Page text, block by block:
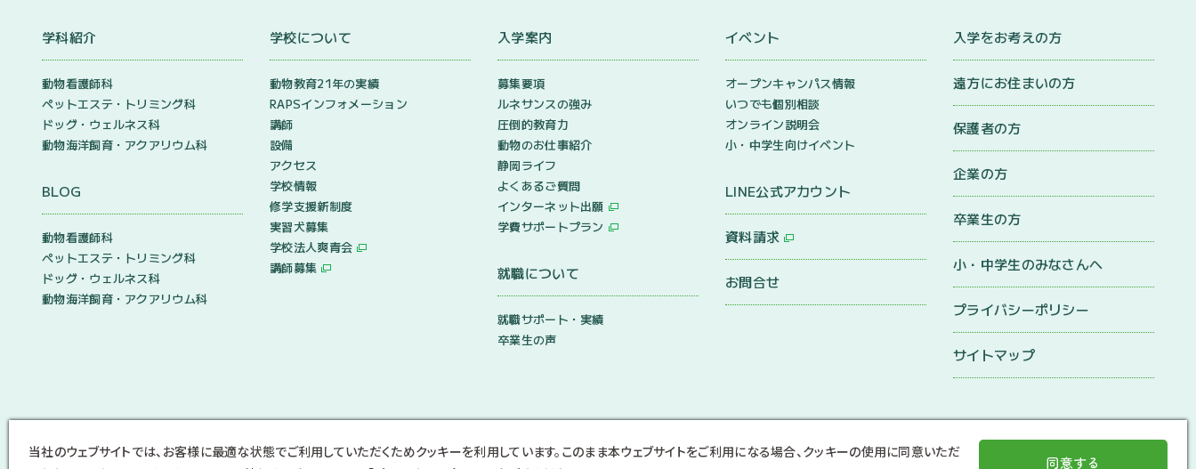
学科紹介
動物看護師科
ペットエステ・トリミング科
ドッグ・ウェルネス科
動物海洋飼育・アクアリウム科
BLOG
動物看護師科
ペットエステ・トリミング科
ドッグ・ウェルネス科
動物海洋飼育・アクアリウム科
学校について
動物教育21年の実績
RAPSインフォメーション
講師
設備
アクセス
学校情報
修学支援新制度
実習犬募集
学校法人爽青会
講師募集
入学案内
募集要項
ルネサンスの強み
圧倒的教育力
動物のお仕事紹介
静岡ライフ
よくあるご質問
インターネット出願
学費サポートプラン
就職について
就職サポート・実績
卒業生の声
イベント
オープンキャンパス情報
いつでも個別相談
オンライン説明会
小・中学生向けイベント
LINE公式アカウント
資料請求
お問合せ
入学をお考えの方
遠方にお住まいの方
保護者の方
企業の方
卒業生の方
小・中学生のみなさんへ
プライバシーポリシー
サイトマップ
当社のウェブサイトでは、お客様に最適な状態でご利用していただくためクッキーを利用しています。このまま本ウェブサイトをご利用になる場合、クッキーの使用に同意いただ
同意する